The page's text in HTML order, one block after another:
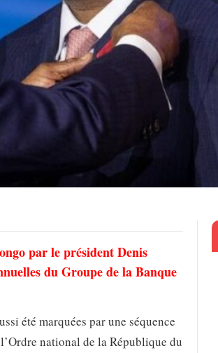
par le président Denis
du Groupe de la Banque
été marquées par une séquence
national de la République du